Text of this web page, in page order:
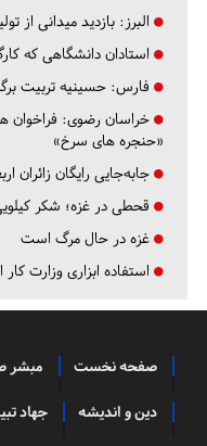
البرز: بازدید میدانی از
استادان دانشگاهی که
فارس: حسینیه تربیت
خراسان رضوی: فراخوان
«حنجره های سرخ»
جابه‌جایی رایگان
قحطی در غزه؛ شکر
غزه در حال مرگ است
استفاده ابزاری وزارت
صفحه نخست مبشر
دین و اندیشه جهاد